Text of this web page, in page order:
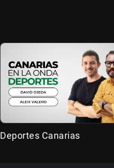
Deportes Canarias